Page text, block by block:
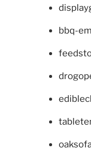
bbq-